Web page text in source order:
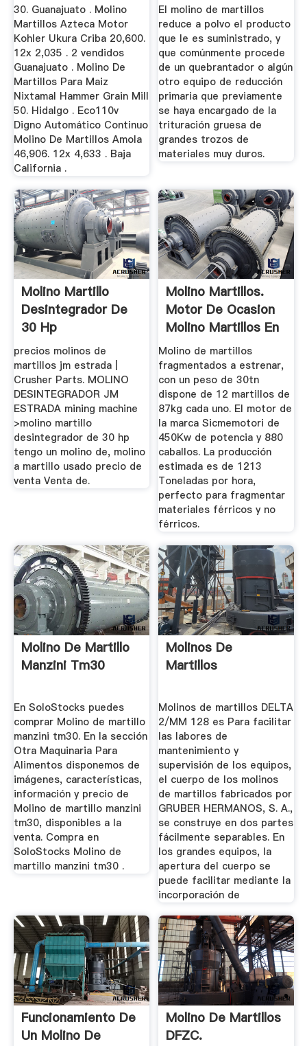
Mercado ...
30. Guanajuato . Molino
Martillos Azteca Motor
Kohler Ukura Criba 20,600.
12x 2,035 . 2 vendidos
Guanajuato . Molino De
Martillos Para Maiz
Nixtamal Hammer Grain Mill
50. Hidalgo . Eco110v
Digno Automático Continuo
Molino De Martillos Amola
46,906. 12x 4,633 . Baja
California .
El molino de martillos
reduce a polvo el producto
que le es suministrado, y
que comúnmente procede
de un quebrantador o algún
otro equipo de reducción
primaria que previamente
se haya encargado de la
trituración gruesa de
grandes trozos de
materiales muy duros.
Molino Martillo
Desintegrador De
30 Hp
precios molinos de
martillos jm estrada |
Crusher Parts. MOLINO
DESINTEGRADOR JM
ESTRADA mining machine
>molino martillo
desintegrador de 30 hp
tengo un molino de, molino
a martillo usado precio de
venta Venta de.
Molino Martillos.
Motor De Ocasion
Molino Martillos En
...
Molino de martillos
fragmentados a estrenar,
con un peso de 30tn
dispone de 12 martillos de
87kg cada uno. El motor de
la marca Sicmemotori de
450Kw de potencia y 880
caballos. La producción
estimada es de 1213
Toneladas por hora,
perfecto para fragmentar
materiales férricos y no
férricos.
Molino De Martillo
Manzini Tm30
En SoloStocks puedes
comprar Molino de martillo
manzini tm30. En la sección
Otra Maquinaria Para
Alimentos disponemos de
imágenes, características,
información y precio de
Molino de martillo manzini
tm30, disponibles a la
venta. Compra en
SoloStocks Molino de
martillo manzini tm30 .
Molinos De
Martillos
Molinos de martillos DELTA
2/MM 128 es Para facilitar
las labores de
mantenimiento y
supervisión de los equipos,
el cuerpo de los molinos
de martillos fabricados por
GRUBER HERMANOS, S. A.,
se construye en dos partes
fácilmente separables. En
los grandes equipos, la
apertura del cuerpo se
puede facilitar mediante la
incorporación de
Funcionamiento De
Un Molino De
Molino De Martillos
DFZC.